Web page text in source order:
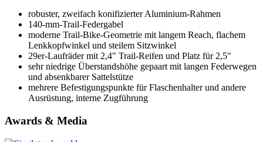
robuster, zweifach konifizierter Aluminium-Rahmen
140-mm-Trail-Federgabel
moderne Trail-Bike-Geometrie mit langem Reach, flachem
Lenkkopfwinkel und steilem Sitzwinkel
29er-Laufräder mit 2,4" Trail-Reifen und Platz für 2,5"
sehr niedrige Überstandshöhe gepaart mit langen Federwegen
und absenkbarer Sattelstütze
mehrere Befestigungspunkte für Flaschenhalter und andere
Ausrüstung, interne Zugführung
Awards & Media